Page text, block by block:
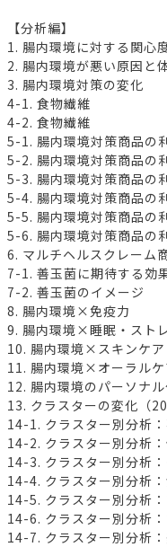
【分析編】
1. 腸内環境に対する関心
2. 腸内環境が悪い原因と
3. 腸内環境対策の変化
4-1. 食物繊維
4-2. 食物繊維
5-1. 腸内環境対策商品の
5-2. 腸内環境対策商品の
5-3. 腸内環境対策商品の
5-4. 腸内環境対策商品の
5-5. 腸内環境対策商品の
5-6. 腸内環境対策商品の
6. マルチヘルスクレーム
7-1. 善玉菌に期待する効
7-2. 善玉菌のイメージ
8. 腸内環境×免疫力
9. 腸内環境×睡眠・スト
10. 腸内環境×スキンケア
11. 腸内環境×オーラルケ
12. 腸内環境のパーソナ
13. クラスターの変化（
14-1. クラスター別分析
14-2. クラスター別分析
14-3. クラスター別分析
14-4. クラスター別分析
14-5. クラスター別分析
14-6. クラスター別分析
14-7. クラスター別分析